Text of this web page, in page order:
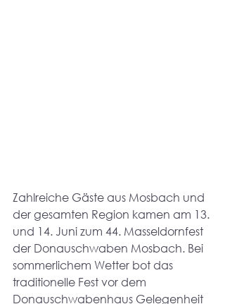
Zahlreiche Gäste aus Mosbach und
der gesamten Region kamen am 13.
und 14. Juni zum 44. Masseldornfest
der Donauschwaben Mosbach. Bei
sommerlichem Wetter bot das
traditionelle Fest vor dem
Donauschwabenhaus Gelegenheit